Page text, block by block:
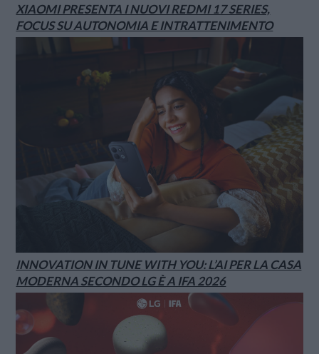
XIAOMI PRESENTA I NUOVI REDMI 17 SERIES,
FOCUS SU AUTONOMIA E INTRATTENIMENTO
INNOVATION IN TUNE WITH YOU: L’AI PER LA CASA
MODERNA SECONDO LG È A IFA 2026